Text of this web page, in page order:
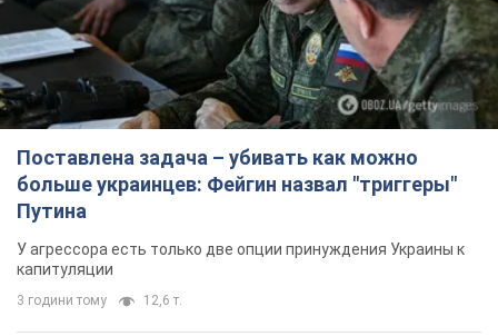
Поставлена задача – убивать как можно
больше украинцев: Фейгин назвал "триггеры"
Путина
У агрессора есть только две опции принуждения Украины к
капитуляции
3 години тому 12,6 т.